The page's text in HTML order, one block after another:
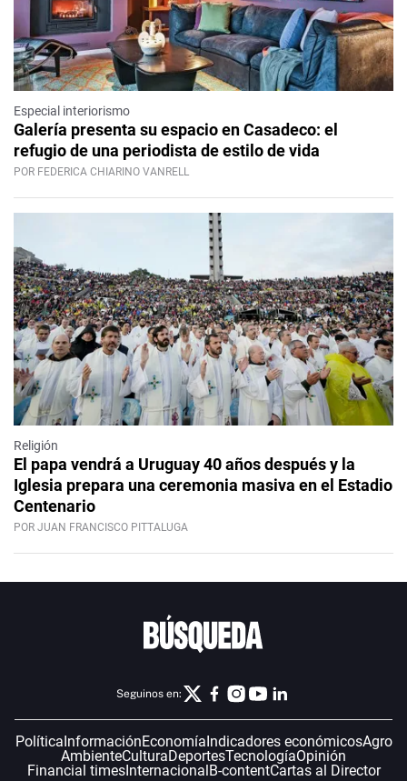
Especial interiorismo
Galería presenta su espacio en Casadeco: el
refugio de una periodista de estilo de vida
POR FEDERICA CHIARINO VANRELL
Religión
El papa vendrá a Uruguay 40 años después y la
Iglesia prepara una ceremonia masiva en el Estadio
Centenario
POR JUAN FRANCISCO PITTALUGA
Seguinos en:
PolíticaInformaciónEconomíaIndicadores económicosAgro
AmbienteCulturaDeportesTecnologíaOpinión
Financial timesInternacionalB-contentCartas al Director